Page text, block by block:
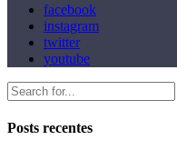
facebook
instagram
twitter
youtube
Posts recentes